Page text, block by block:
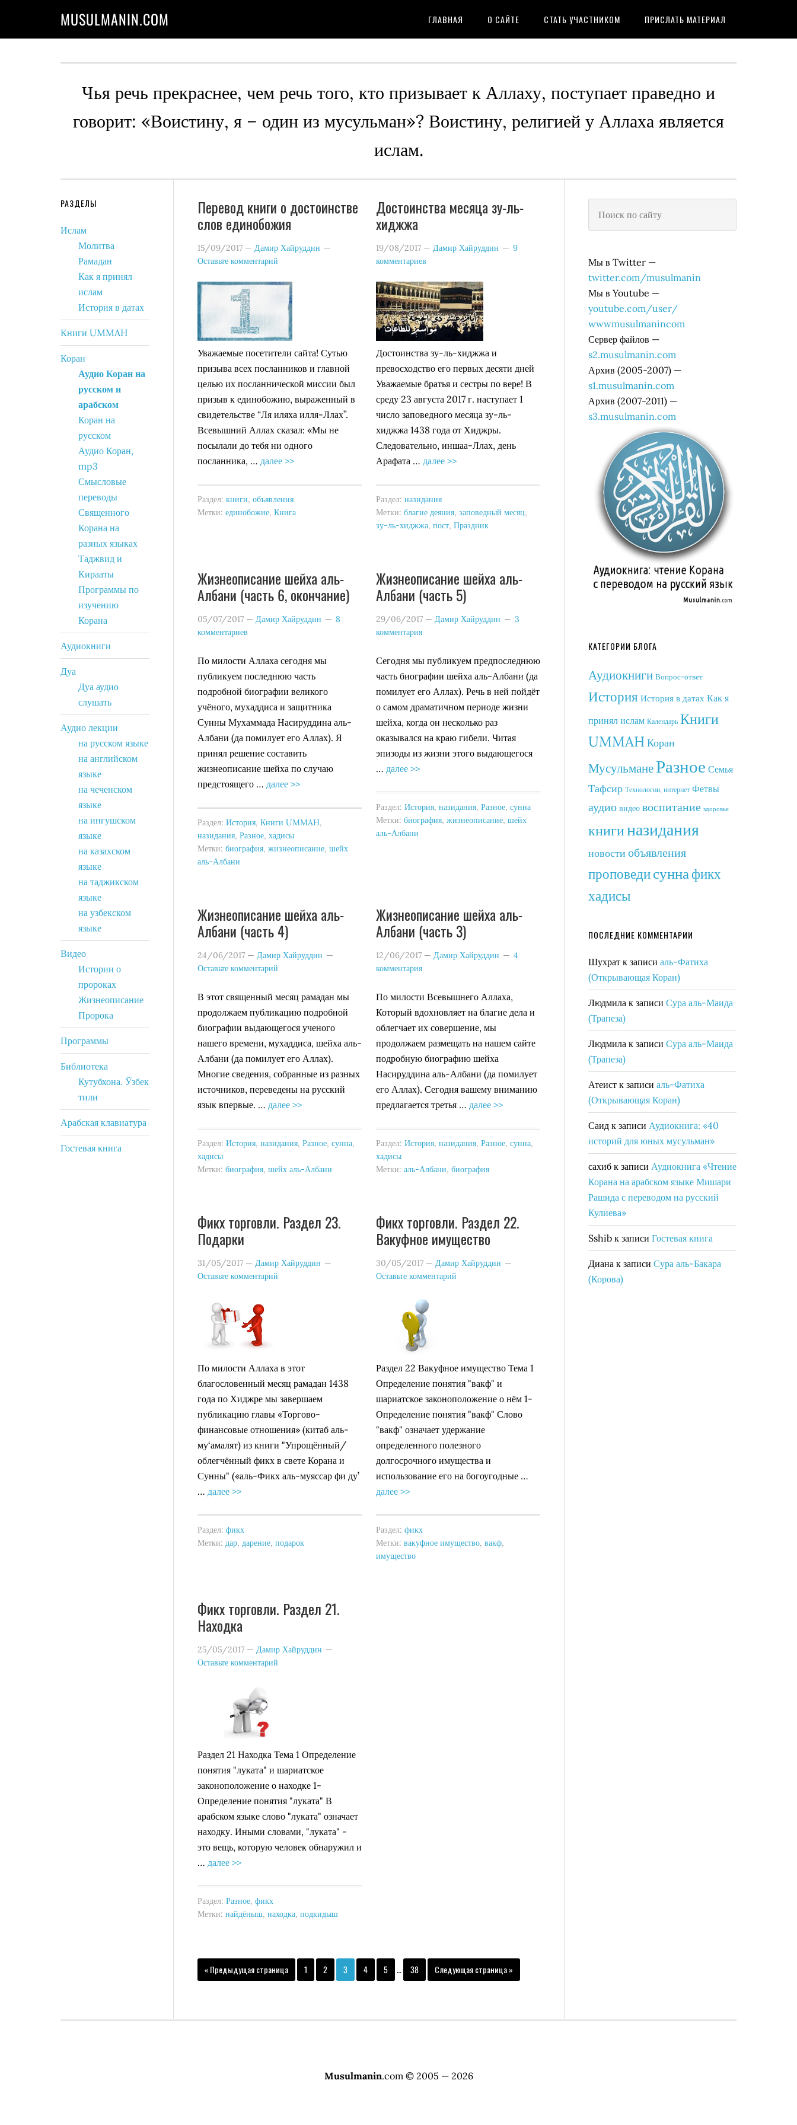
MUSULMANIN.COM ГЛАВНАЯ О САЙТЕ СТАТЬ УЧАСТНИКОМ ПРИСЛАТЬ МАТЕРИАЛ
Чья речь прекраснее, чем речь того, кто призывает к Аллаху, поступает праведно и
говорит: «Воистину, я – один из мусульман»? Воистину, религией у Аллаха является
ислам.
Перевод книги о достоинстве
слов единобожия
15/09/2017 — Дамир Хайруддин
Оставьте комментарий
Уважаемые посетители сайта! Сутью
призыва всех посланников и главной
целью их посланнической миссии был
призыв к единобожию, выраженный в
свидетельстве “Ля иляха илля-Ллах”.
Всевышний Аллах сказал: «Мы не
посылали до тебя ни одного
посланника, … далее >>
Раздел: книги, объявления
Метки: единобожие, Книга
Достоинства месяца зу-ль-
хиджжа
19/08/2017— Дамир Хайруддин
9
комментариев
Достоинства зу-ль-хиджжа и
превосходство его первых десяти дней
Уважаемые братья и сестры по вере! В
среду 23 августа 2017 г. наступает 1
число заповедного месяца зу-ль-
хиджжа 1438 года от Хиджры.
Следовательно, иншаа-Ллах, день
Арафата … далее >>
Раздел: назидания
Метки: благие деяния, заповедный месяц,
зу-ль-хиджжа, пост, Праздник
Жизнеописание шейха аль-
Албани (часть 6, окончание)
05/07/2017 — Дамир Хайруддин
8
комментариев
По милости Аллаха сегодня мы
публикуем последнюю часть
подробной биографии великого
учёного, мухаддиса и защитника
Сунны Мухаммада Насируддина аль-
Албани (да помилует его Аллах). Я
принял решение составить
жизнеописание шейха по случаю
предстоящего … далее >>
Раздел: История, Книги UMMAH,
назидания, Разное, хадисы
Метки: биография, жизнеописание, шейх
аль-Албани
Жизнеописание шейха аль-
Албани (часть 5)
29/06/2017— Дамир Хайруддин
3
комментария
Сегодня мы публикуем предпоследнюю
часть биографии шейха аль-Албани (да
помилует его Аллах). Речь в ней пойдёт
о самом драматичном периоде жизни
шейха, когда он несколько раз
оказывался на краю гибели. Читая
эпизоды из жизни этого выдающегося
… далее >>
Раздел: История, назидания, Разное, сунна
Метки: биография, жизнеописание, шейх
аль-Албани
Жизнеописание шейха аль-
Албани (часть 4)
24/06/2017 — Дамир Хайруддин
Оставьте комментарий
В этот священный месяц рамадан мы
продолжаем публикацию подробной
биографии выдающегося ученого
нашего времени, мухаддиса, шейха аль-
Албани (да помилует его Аллах).
Многие сведения, собранные из разных
источников, переведены на русский
язык впервые. … далее >>
Раздел: История, назидания, Разное, сунна,
хадисы
Метки: биография, шейх аль-Албани
Жизнеописание шейха аль-
Албани (часть 3)
12/06/2017— Дамир Хайруддин
4
комментария
По милости Всевышнего Аллаха,
Который вдохновляет на благие дела и
облегчает их совершение, мы
продолжаем размещать на нашем сайте
подробную биографию шейха
Насируддина аль-Албани (да помилует
его Аллах). Сегодня вашему вниманию
предлагается третья … далее >>
Раздел: История, назидания, Разное, сунна,
хадисы
Метки: аль-Албани, биография
Фикх торговли. Раздел 23.
Подарки
31/05/2017 — Дамир Хайруддин
Оставьте комментарий
По милости Аллаха в этот
благословенный месяц рамадан 1438
года по Хиджре мы завершаем
публикацию главы «Торгово-
финансовые отношения» (китаб аль-
му‘амалят) из книги "Упрощённый/
облегчённый фикх в свете Корана и
Сунны" («аль-Фикх аль-муяссар фи ду’
… далее >>
Раздел: фикх
Метки: дар, дарение, подарок
Фикх торговли. Раздел 22.
Вакуфное имущество
30/05/2017— Дамир Хайруддин
Оставьте комментарий
Раздел 22 Вакуфное имущество Тема 1
Определение понятия "вакф" и
шариатское законоположение о нём 1-
Определение понятия "вакф" Слово
"вакф" означает удержание
определенного полезного
долгосрочного имущества и
использование его на богоугодные …
далее >>
Раздел: фикх
Метки: вакуфное имущество, вакф,
имущество
Фикх торговли. Раздел 21.
Находка
25/05/2017 — Дамир Хайруддин
Оставьте комментарий
Раздел 21 Находка Тема 1 Определение
понятия "луката" и шариатское
законоположение о находке 1-
Определение понятия "луката" В
арабском языке слово "луката" означает
находку. Иными словами, "луката" -
это вещь, которую человек обнаружил и
… далее >>
Раздел: Разное, фикх
Метки: найдёныш, находка, подкидыш
« Предыдущая страница 1 2 3 4 5 … 38 Следующая страница »
Мы в Twitter —
twitter.com/musulmanin
Мы в Youtube —
youtube.com/user/
wwwmusulmanincom
Сервер файлов —
s2.musulmanin.com
Архив (2005-2007) —
s1.musulmanin.com
Архив (2007-2011) —
s3.musulmanin.com
КАТЕГОРИИ БЛОГА
Аудиокниги Вопрос-ответ
История История в датах Как я
принял ислам Календарь Книги
UMMAH Коран
МусульманеРазное Семья
Тафсир Технологии, интернет Фетвы
аудио видео воспитание здоровье
книгиназидания
новости объявления
проповедисуннафикх
хадисы
ПОСЛЕДНИЕ КОММЕНТАРИИ
Шухрат к записи аль-Фатиха
(Открывающая Коран)
Людмила к записи Сура аль-Маида
(Трапеза)
Людмила к записи Сура аль-Маида
(Трапеза)
Атеист к записи аль-Фатиха
(Открывающая Коран)
Саид к записи Аудиокнига: «40
историй для юных мусульман»
сахиб к записи Аудиокнига «Чтение
Корана на арабском языке Мишари
Рашида с переводом на русский
Кулиева»
Sshib к записи Гостевая книга
Диана к записи Сура аль-Бакара
(Корова)
РАЗДЕЛЫ
Ислам
Молитва
Рамадан
Как я принял
ислам
История в датах
Книги UMMAH
Коран
Аудио Коран на
русском и
арабском
Коран на
русском
Аудио Коран,
mp3
Смысловые
переводы
Священного
Корана на
разных языках
Таджвид и
Кирааты
Программы по
изучению
Корана
Аудиокниги
Дуа
Дуа аудио
слушать
Аудио лекции
на русском языке
на английском
языке
на чеченском
языке
на ингушском
языке
на казахском
языке
на таджикском
языке
на узбекском
языке
Видео
Истории о
пророках
Жизнеописание
Пророка
Программы
Библиотека
Кутубхона. Ўзбек
тили
Арабская клавиатура
Гостевая книга
Musulmanin.com © 2005 — 2026